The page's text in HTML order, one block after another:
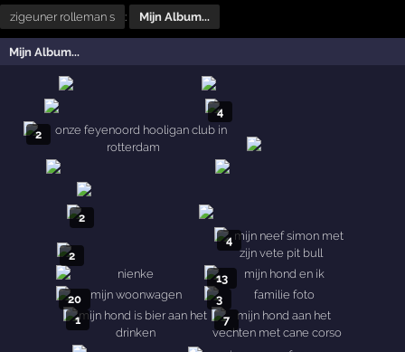
zigeuner rolleman s : Mijn Album...
Mijn Album...
4
2
2
2
4
13
20
3
1
7